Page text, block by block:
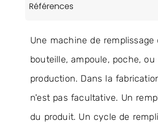
Références
Une machine de
bouteille, ampoule, poche,
production. Dans la
n'est pas facultative. Un
du produit. Un cycle de